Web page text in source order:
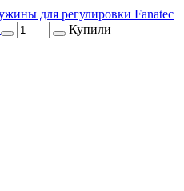
для регулировки Fanatec
Купили